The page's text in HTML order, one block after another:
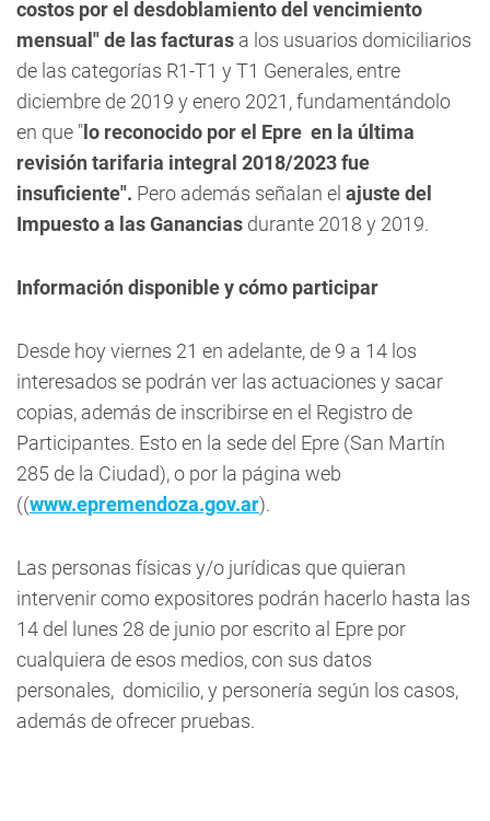
costos por el desdoblamiento del vencimiento
mensual" de las facturas a los usuarios domiciliarios
de las categorías R1-T1 y T1 Generales, entre
diciembre de 2019 y enero 2021, fundamentándolo
en que " lo reconocido por el Epre en la última
revisión tarifaria integral 2018/2023 fue
insuficiente". Pero además señalan el ajuste del
Impuesto a las Ganancias durante 2018 y 2019.
Información disponible y cómo participar
Desde hoy viernes 21 en adelante, de 9 a 14 los
interesados se podrán ver las actuaciones y sacar
copias, además de inscribirse en el Registro de
Participantes. Esto en la sede del Epre (San Martín
285 de la Ciudad), o por la página web
((www.epremendoza.gov.ar).
Las personas físicas y/o jurídicas que quieran
intervenir como expositores podrán hacerlo hasta las
14 del lunes 28 de junio por escrito al Epre por
cualquiera de esos medios, con sus datos
personales, domicilio, y personería según los casos,
además de ofrecer pruebas.